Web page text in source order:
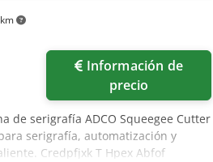
precio
de serigrafía ADCO Squeegee Cutter
serigrafía, automatización y
Credpfjxk T Hpex Abfof